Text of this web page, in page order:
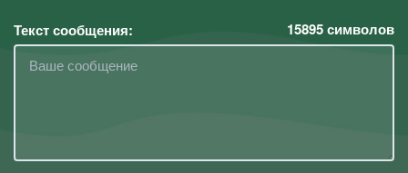
Текст сообщения: 15895символов